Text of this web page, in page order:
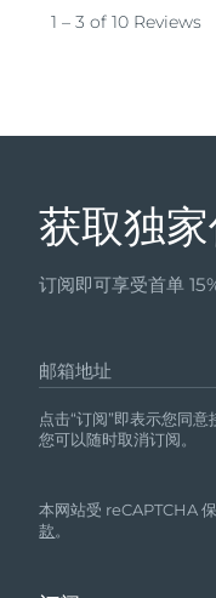
获取独
订阅即可享受首单
邮箱地址
点击“订阅”即表示您同
您可以随时取消订阅。
本网站受 reCAPTCHA
款。